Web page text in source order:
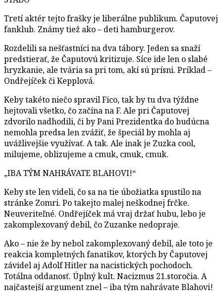
Tretí aktér tejto frašky je liberálne publikum. Čaputovej
fanklub. Známy tiež ako – deti hamburgerov.
Rozdelili sa nešťastníci na dva tábory. Jeden sa snaží
predstierať, že Čaputovú kritizuje. Síce ide len o slabé
hryzkanie, ale tvária sa pri tom, akí sú prísni. Príklad –
Ondřejíček či Kepplová.
Keby takéto niečo spravil Fico, tak by tu dva týždne
hejtovali všetko, čo začína na F. Ale pri Čaputovej
zdvorilo nadhodili, či by Pani Prezidentka do budúcna
nemohla predsa len zvážiť, že špeciál by mohla aj
uvážlivejšie využívať. A tak. Ale inak je Zuzka cool,
milujeme, oblizujeme a cmuk, cmuk, cmuk.
„IBA TÝM NAHRÁVATE BLAHOVI!“
Keby ste len videli, čo sa na tie úbožiatka spustilo na
stránke Zomri. Po takejto malej neškodnej frčke.
Neuveriteľné. Ondřejíček má vraj držať hubu, lebo je
zakomplexovaný debil, čo Zuzanke nedopraje.
Ako – nie že by nebol zakomplexovaný debil, ale toto je
reakcia kompletných fanatikov, ktorých by Čaputovej
závidel aj Adolf Hitler na nacistických pochodoch.
Totálna oddanosť. Úplný kult. Nacizmus 21.storočia. A
najčastejší argument znel – iba tým nahrávate Blahovi!